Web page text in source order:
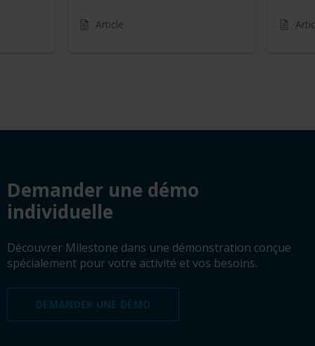
Article
Demander une démo
individuelle
Découvrer Milestone dans une démonstration conçue
spécialement pour votre activité et vos besoins.
DEMANDER UNE DÉMO